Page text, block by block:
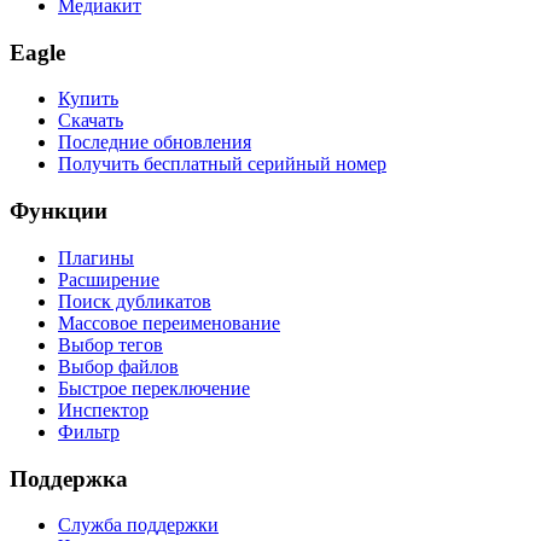
Медиакит
Eagle
Купить
Скачать
Последние обновления
Получить бесплатный серийный номер
Функции
Плагины
Расширение
Поиск дубликатов
Массовое переименование
Выбор тегов
Выбор файлов
Быстрое переключение
Инспектор
Фильтр
Поддержка
Служба поддержки